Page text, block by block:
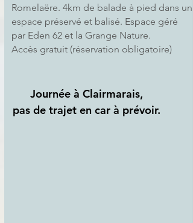
Romelaëre. 4km de balade à pied dans un
espace préservé et balisé. Espace géré
par Eden 62 et la Grange Nature.
Accès gratuit (réservation obligatoire)
Journée à Clairmarais,
pas de trajet en car à prévoir.